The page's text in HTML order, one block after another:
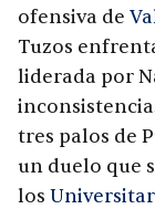
ofensiva de
Tuzos
liderada por
tres palos de
un duelo que
los